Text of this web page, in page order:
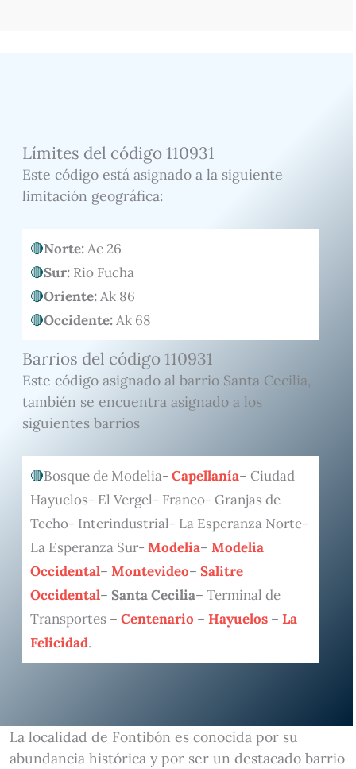
Límites del código 110931
Este código está asignado a la siguiente
limitación geográfica:
Norte:Ac 26
Sur: Rio Fucha
Oriente:Ak 86
Occidente:Ak 68
Barrios del código 110931
Este código asignado al barrio Santa Cecilia,
también se encuentra asignado a los
siguientes barrios
Bosque de Modelia- Capellanía– Ciudad
Hayuelos- El Vergel- Franco- Granjas de
Techo- Interindustrial- La Esperanza Norte-
La Esperanza Sur- Modelia– Modelia
Occidental– Montevideo– Salitre
Occidental– Santa Cecilia– Terminal de
Transportes – Centenario – Hayuelos– La
Felicidad.
La localidad de Fontibón es conocida por su
abundancia histórica y por ser un destacado barrio